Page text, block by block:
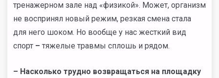
тренажерном зале над «физикой». Может, организм
не воспринял новый режим, резкая смена стала
для него шоком. Но вообще у нас жесткий вид
спорт – тяжелые травмы сплошь и рядом.
– Насколько трудно возвращаться на площадку